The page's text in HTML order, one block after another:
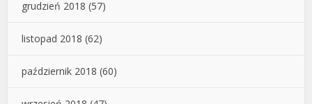
grudzień 2018 (57)
listopad 2018 (62)
październik 2018 (60)